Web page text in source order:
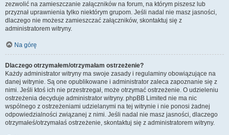
zezwolić na zamieszczanie załączników na forum, na którym piszesz lub
przyznał uprawnienia tylko niektórym grupom. Jeśli nadal nie masz jasności,
dlaczego nie możesz zamieszczać załączników, skontaktuj się z
administratorem witryny.
Na górę
Dlaczego otrzymałem/otrzymałam ostrzeżenie?
Każdy administrator witryny ma swoje zasady i regulaminy obowiązujące na
danej witrynie. Są one opublikowane i administrator zaleca zapoznanie się z
nimi. Jeśli ktoś ich nie przestrzegał, może otrzymać ostrzeżenie. O udzieleniu
ostrzeżenia decyduje administrator witryny. phpBB Limited nie ma nic
wspólnego z ostrzeżeniami udzielanymi na tej witrynie i nie ponosi żadnej
odpowiedzialności związanej z nimi. Jeśli nadal nie masz jasności, dlaczego
otrzymałeś/otrzymałaś ostrzeżenie, skontaktuj się z administratorem witryny.